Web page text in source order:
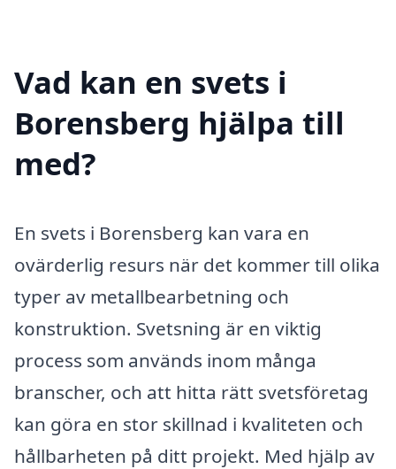
Vad kan en svets i
Borensberg hjälpa till
med?
En svets i Borensberg kan vara en
ovärderlig resurs när det kommer till olika
typer av metallbearbetning och
konstruktion. Svetsning är en viktig
process som används inom många
branscher, och att hitta rätt svetsföretag
kan göra en stor skillnad i kvaliteten och
hållbarheten på ditt projekt. Med hjälp av